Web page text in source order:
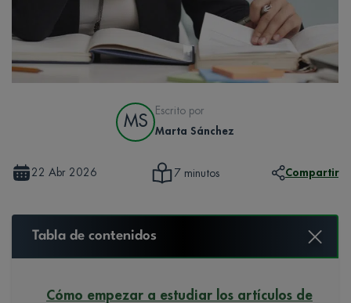
MS
Escrito por
Marta Sánchez
22 Abr 2026 7 minutos Compartir
Tabla de contenidos
Cómo empezar a estudiar los artículos de